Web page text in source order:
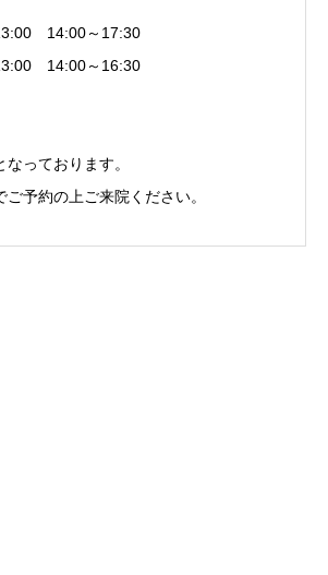
14:00～17:30
14:00～16:30
っております。
予約の上ご来院ください。